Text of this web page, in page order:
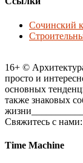
Сочинский
16+ ©
просто и
основных
также знаковых
Свяжитесь с нами:
Time Machine